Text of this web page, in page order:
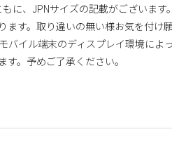
に、JPNサイズの記載がございます
ます。取り違いの無い様お気を付
バイル端末のディスプレイ環境によ
す。予めご了承ください。